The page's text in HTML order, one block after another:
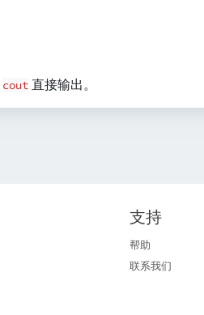
cout 直接输出。
支持
帮助
联系我们